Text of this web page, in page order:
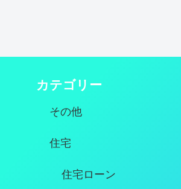
カテゴリー
その他
住宅
住宅ローン